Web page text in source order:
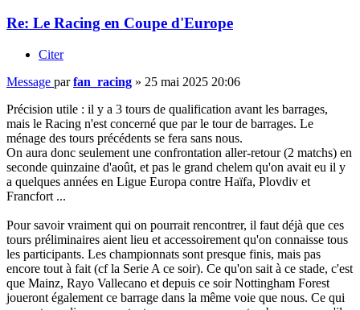
Re: Le Racing en Coupe d'Europe
Citer
Message parfan_racing » 25 mai 2025 20:06
Précision utile : il y a 3 tours de qualification avant les barrages,
mais le Racing n'est concerné que par le tour de barrages. Le
ménage des tours précédents se fera sans nous.
On aura donc seulement une confrontation aller-retour (2 matchs) en
seconde quinzaine d'août, et pas le grand chelem qu'on avait eu il y
a quelques années en Ligue Europa contre Haïfa, Plovdiv et
Francfort ...
Pour savoir vraiment qui on pourrait rencontrer, il faut déjà que ces
tours préliminaires aient lieu et accessoirement qu'on connaisse tous
les participants. Les championnats sont presque finis, mais pas
encore tout à fait (cf la Serie A ce soir). Ce qu'on sait à ce stade, c'est
que Mainz, Rayo Vallecano et depuis ce soir Nottingham Forest
joueront également ce barrage dans la même voie que nous. Ce qui